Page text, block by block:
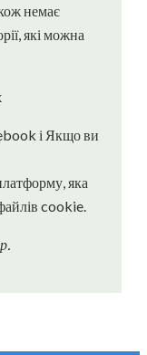
немає
які можна
і Якщо ви
яка
cookie.